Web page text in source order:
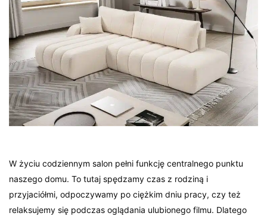
W życiu codziennym salon pełni funkcję centralnego punktu
naszego domu. To tutaj spędzamy czas z rodziną i
przyjaciółmi, odpoczywamy po ciężkim dniu pracy, czy też
relaksujemy się podczas oglądania ulubionego filmu. Dlatego